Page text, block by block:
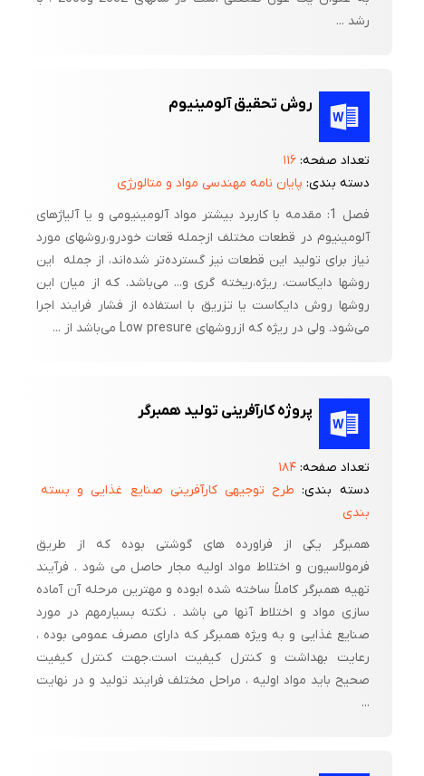
رشد ...
روش تحقیق آلومینیوم‌
تعداد صفحه:۱۱۶
دسته بندی: پایان نامه مهندسی مواد و متالورژی
فصل‌ 1: مقدمه‌ با کاربرد بیشتر مواد آلومینیومی‌ و یا آلیاژهای‌
آلومینیوم‌ در قطعات‌ مختلف‌ ازجمله‌ قعات‌ خودرو،روشهای‌ مورد
نیاز برای‌ تولید این‌ قطعات‌ نیز گسترده‌تر شده‌اند، از جمله ‌ این‌
روشها دایکاست‌، ریژه‌،ریخته‌ گری‌ و... می‌باشد. که‌ از میان‌ این‌
روشها روش‌ دایکاست‌ یا تزریق‌ با استفاده‌ از فشار فرایند اجرا
می‌شود. ولی‌ در ریژه‌ که‌ ازروشهای‌ Low presure می‌باشد از ...
پروژه کارآفرینی تولید همبرگر
تعداد صفحه:۱۸۴
دسته بندی: طرح توجیهی کارآفرینی صنایع غذایی و بسته
بندی
همبرگر یکی از فراورده های گوشتی بوده که از طریق
فرمولاسیون و اختلاط مواد اولیه مجار حاصل می شود . فرآیند
تهیه همبرگر کاملاً ساخته شده ابوده و مهترین مرحله آن آماده
سازی مواد و اختلاط آنها می باشد . نکته بسیارمهم در مورد
صنایع غذایی و به ویژه همبرگر که دارای مصرف عمومی بوده ،
رعایت بهداشت و کنترل کیفیت است.جهت کنترل کیفیت
صحیح باید مواد اولیه ، مراحل مختلف فرایند تولید و در نهایت
...